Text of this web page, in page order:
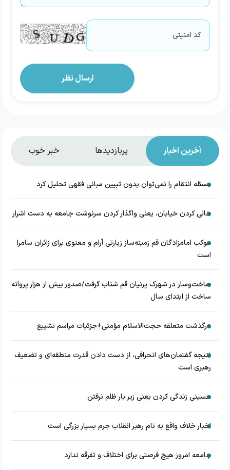
آخرین اخبار پربازدیدها خبر خوب
مسئله انتقام را نمی‌توان بدون تبیین مبانی فقهی تحلیل کرد
خالی کردن خیابان، یعنی واگذار کردن سرنوشت جامعه به دست اشرار
موکب امامزادگان قم زمینه‌ساز زیارتی آرام و معنوی برای زائران سامرا
است
ساخت‌وساز در شهرک پرنیان قم شتاب گرفت/صدور بیش از هزار پروانه
ساخت از ابتدای سال
درگذشت متعلقه حجت‌الاسلام مؤمنی+جزئیات مراسم تشییع
نتیجه گفتمان‌های انحرافی، از دست دادن قدرت منطقه‌ای و تضعیف
رهبری است
حسینی زندگی کردن یعنی زیر بار ظلم نرفتن
اخبار خلاف واقع به نام رهبر انقلاب جرم بسیار بزرگی است
جامعه امروز هیچ فرصتی برای اختلاف و تفرقه ندارد